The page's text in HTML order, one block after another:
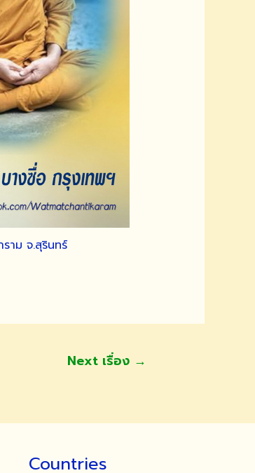
าม จ.สุรินทร์
Next เรื่อง →
Countries